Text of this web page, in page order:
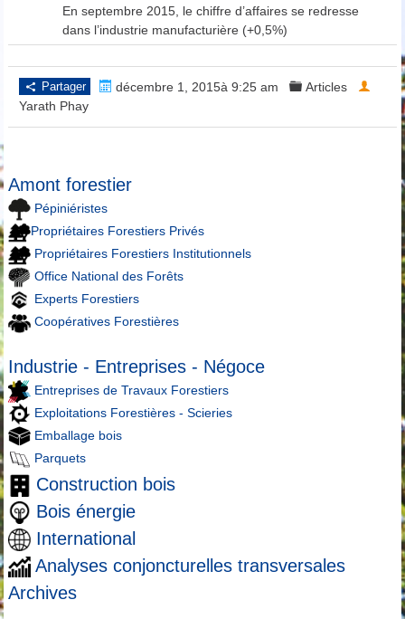
En septembre 2015, le chiffre d’affaires se redresse
dans l’industrie manufacturière (+0,5%)
Partager décembre 1, 2015à 9:25 am
Articles
Yarath Phay
Amont forestier
Pépiniéristes
Propriétaires Forestiers Privés
Propriétaires Forestiers Institutionnels
Office National des Forêts
Experts Forestiers
Coopératives Forestières
Industrie - Entreprises - Négoce
Entreprises de Travaux Forestiers
Exploitations Forestières - Scieries
Emballage bois
Parquets
Construction bois
Bois énergie
International
Analyses conjoncturelles transversales
Archives